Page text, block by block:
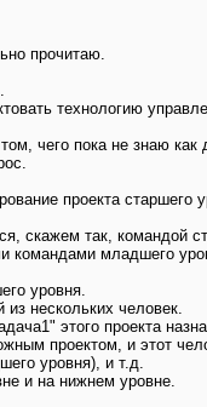
прочитаю.
технологию
чего пока не знаю как
проекта старшего
скажем так, командой
командами младшего
уровня.
нескольких человек.
этого проекта
проектом, и этот
уровня), и т.д.
и на нижнем уровне.